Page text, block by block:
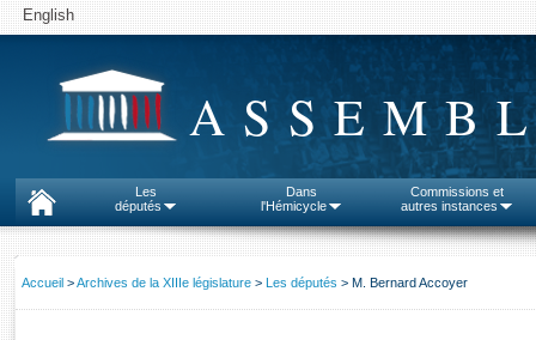
English
Les
députés
Dans
l'Hémicycle
Commissions et
autres instances
Accueil >Archives de la XIIIe législature > Les députés > M. Bernard Accoyer